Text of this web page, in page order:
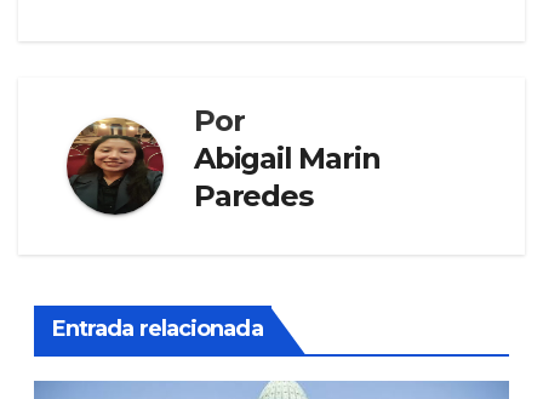
Por
Abigail Marin
Paredes
Entrada relacionada